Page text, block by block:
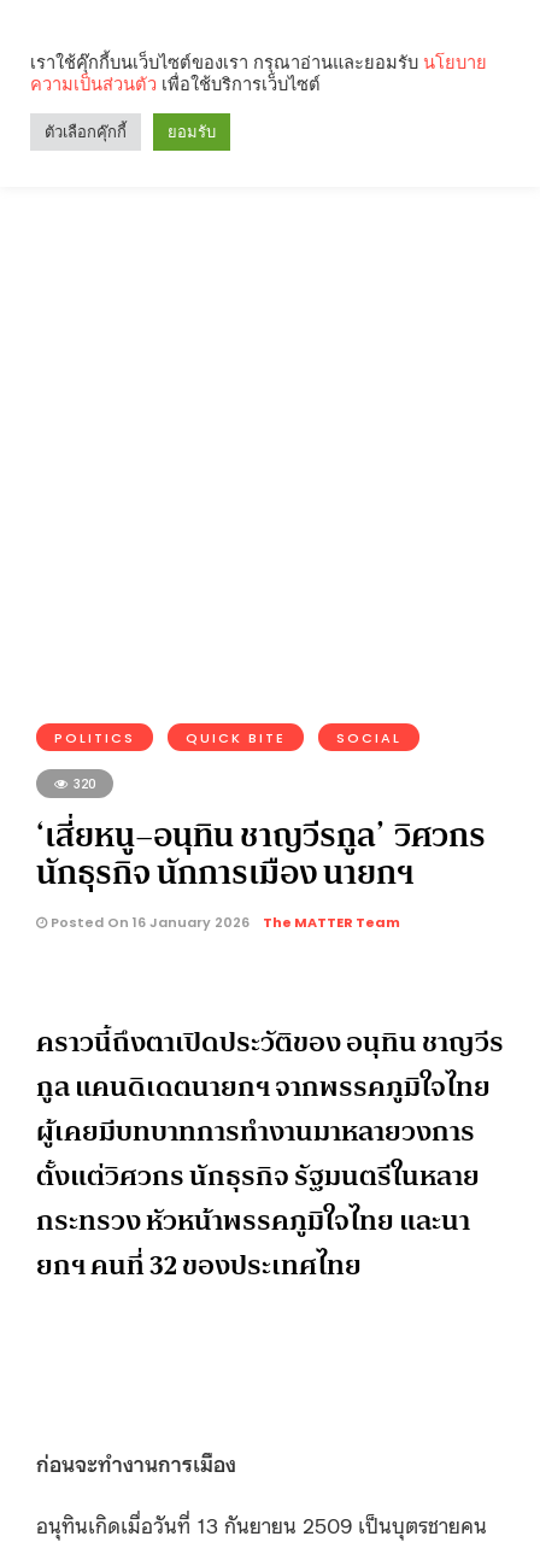
POLITICS QUICK BITE SOCIAL
320
‘เสี่ยหนู–อนุทิน ชาญวีรกูล’ วิศวกร
นักธุรกิจ นักการเมือง นายกฯ
Posted On 16 January 2026 The MATTER Team
คราวนี้ถึงตาเปิดประวัติของ อนุทิน ชาญวีร
กูล แคนดิเดตนายกฯ จากพรรคภูมิใจไทย
ผู้เคยมีบทบาทการทำงานมาหลายวงการ
ตั้งแต่วิศวกร นักธุรกิจ รัฐมนตรีในหลาย
กระทรวง หัวหน้าพรรคภูมิใจไทย และนา
ยกฯ คนที่ 32 ของประเทศไทย
ก่อนจะทำงานการเมือง
อนุทินเกิดเมื่อวันที่ 13 กันยายน 2509 เป็นบุตรชายคน
เราใช้คุ๊กกี้บนเว็บไซต์ของเรา กรุณาอ่านและยอมรับ นโยบาย
ความเป็นส่วนตัว เพื่อใช้บริการเว็บไซต์
ตัวเลือกคุ๊กกี้ ยอมรับ